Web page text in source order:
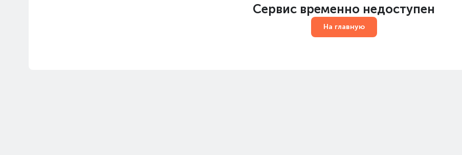
Сервис временно недоступен
На главную